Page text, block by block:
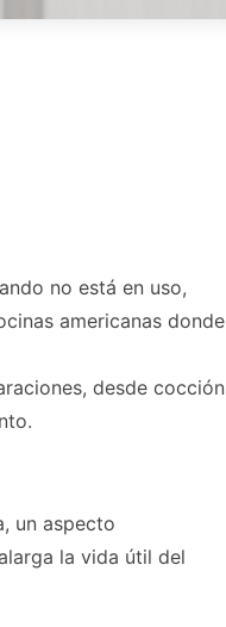
no está en uso,
americanas donde
desde cocción
un aspecto
la vida útil del